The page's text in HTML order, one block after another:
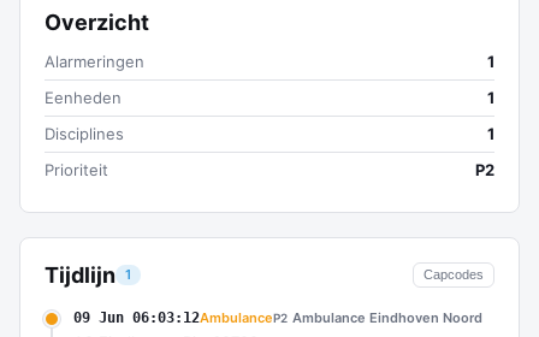
Tijdlijn 1 Capcodes
09 Jun 06:03:12AmbulanceP2 Ambulance Eindhoven Noord
Overzicht
Alarmeringen
1
Eenheden
1
Disciplines
1
Prioriteit
P2